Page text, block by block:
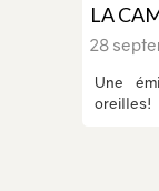
LA
28
Une
oreilles!